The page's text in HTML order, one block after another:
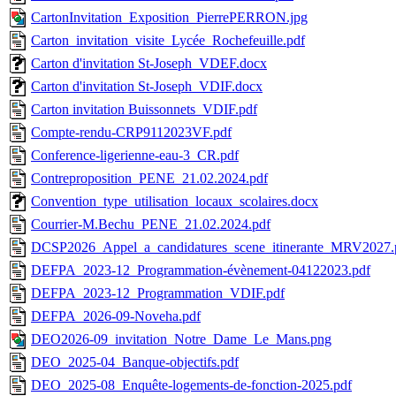
CartonInvitation_Exposition_PierrePERRON.jpg
Carton_invitation_visite_Lycée_Rochefeuille.pdf
Carton d'invitation St-Joseph_VDEF.docx
Carton d'invitation St-Joseph_VDIF.docx
Carton invitation Buissonnets_VDIF.pdf
Compte-rendu-CRP9112023VF.pdf
Conference-ligerienne-eau-3_CR.pdf
Contreproposition_PENE_21.02.2024.pdf
Convention_type_utilisation_locaux_scolaires.docx
Courrier-M.Bechu_PENE_21.02.2024.pdf
DEFPA_2023-12_Programmation-évènement-04122023.pdf
DEFPA_2023-12_Programmation_VDIF.pdf
DEFPA_2026-09-Noveha.pdf
DEO2026-09_invitation_Notre_Dame_Le_Mans.png
DEO_2025-04_Banque-objectifs.pdf
DEO_2025-08_Enquête-logements-de-fonction-2025.pdf